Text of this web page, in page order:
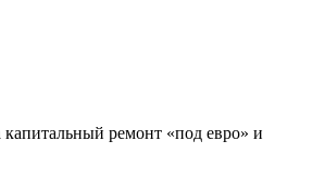
капитальный ремонт «под евро» и